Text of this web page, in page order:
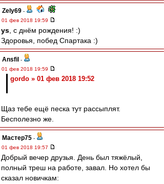
Zely69 -
01 фев 2018 19:59
ys , с днём рождения! :)
Здоровья, побед Спартака :)
Ansfil -
01 фев 2018 19:59
gordo » 01 фев 2018 19:52
Щаз тебе ещё песка тут рассыплят.
Бесполезно же.
Мастер75 -
01 фев 2018 19:57
Добрый вечер друзья. День был тяжёлый,
полный треш на работе, завал. Но хотел бы
сказал новичкам: